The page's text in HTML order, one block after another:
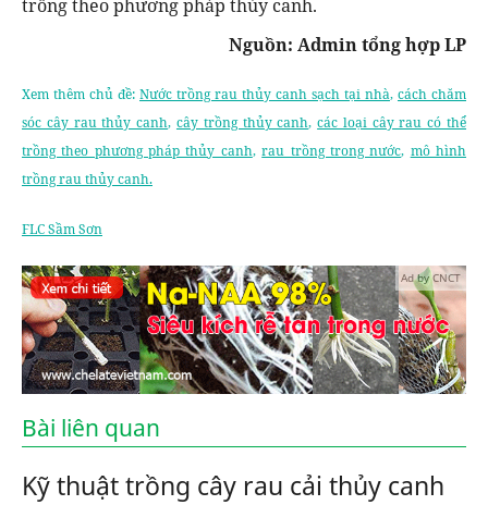
trồng theo phương pháp thủy canh.
Nguồn: Admin tổng hợp LP
Xem thêm chủ đề: Nước trồng rau thủy canh sạch tại nhà, cách chăm
sóc cây rau thủy canh, cây trồng thủy canh,các loại cây rau có thể
trồng theo phương pháp thủy canh,rau trồng trong nước, mô hình
trồng rau thủy canh.
FLC Sầm Sơn
Ad by CNCT
Bài liên quan
Kỹ thuật trồng cây rau cải thủy canh